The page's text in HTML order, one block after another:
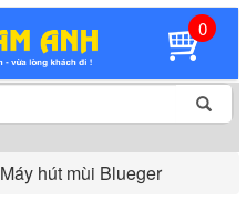
0
Máy hút mùi Blueger